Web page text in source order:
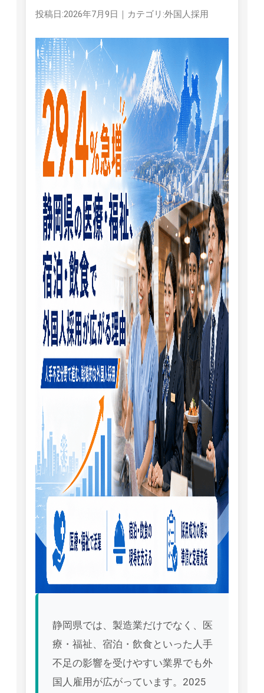
投稿日:2026年7月9日 ｜ カテゴリ:外国人採用
静岡県では、製造業だけでなく、医
療・福祉、宿泊・飲食といった人手
不足の影響を受けやすい業界でも外
国人雇用が広がっています。2025